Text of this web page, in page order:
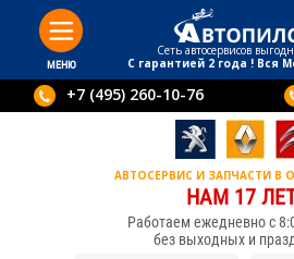
МЕНЮ
Сеть автосервисов
С гарантией 2 года ! Вся
+7 (495) 260-10-76
АВТОСЕРВИС И ЗАПЧАСТИ В
НАМ 17
Работаем ежедневно с
без выходных и